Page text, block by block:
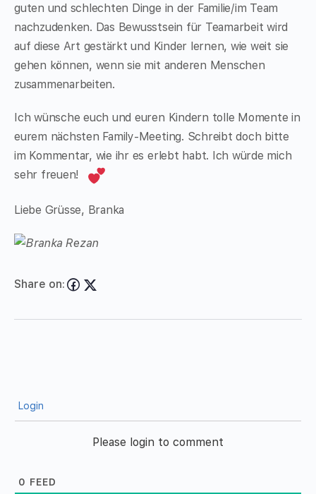
guten und schlechten Dinge in der Familie/im Team
nachzudenken. Das Bewusstsein für Teamarbeit wird
auf diese Art gestärkt und Kinder lernen, wie weit sie
gehen können, wenn sie mit anderen Menschen
zusammenarbeiten.
Ich wünsche euch und euren Kindern tolle Momente in
eurem nächsten Family-Meeting. Schreibt doch bitte
im Kommentar, wie ihr es erlebt habt. Ich würde mich
sehr freuen!
Liebe Grüsse, Branka
Share on:
Login
Please login to comment
0 FEED